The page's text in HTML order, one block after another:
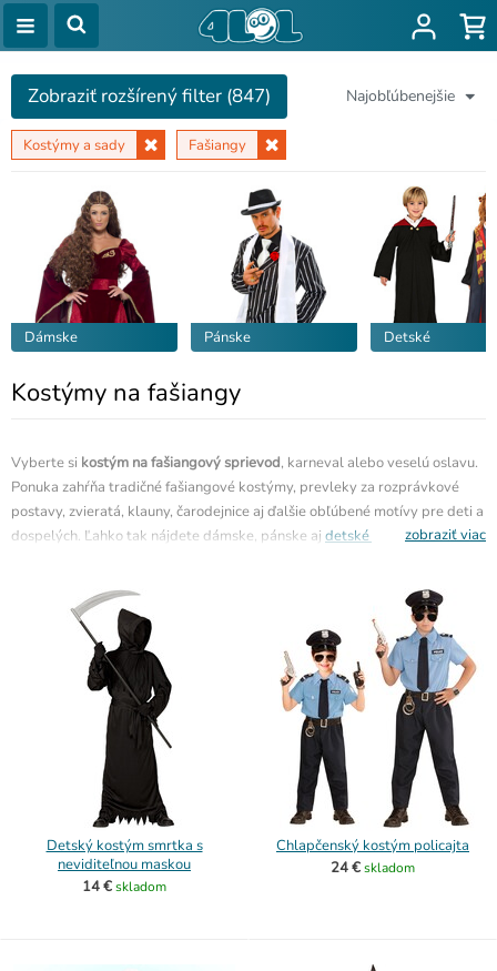
Najobľúbenejšie
Zobraziť rozšírený filter (847)
Kostýmy a sady Fašiangy
Dámske Pánske Detské
Kostýmy na fašiangy
Vyberte si kostým na fašiangový sprievod, karneval alebo veselú oslavu.
Ponuka zahŕňa tradičné fašiangové kostýmy, prevleky za rozprávkové
postavy, zvieratá, klauny, čarodejnice aj ďalšie obľúbené motívy pre deti a
dospelých. Ľahko tak nájdete dámske, pánske aj detské kostýmy nazobraziť viac
Detský kostým smrtka s
neviditeľnou maskou
14 €skladom
Chlapčenský kostým policajta
24 €skladom